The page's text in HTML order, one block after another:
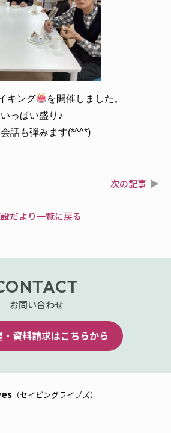
キング
を開催しました。
っぱい盛り♪
話も弾みます(*^^*)
次の記事
だより一覧に戻る
お問い合わせ
資料請求はこちらから
（セイビングライブズ）